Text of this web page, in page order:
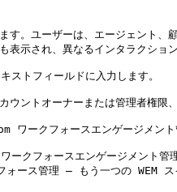
。ユーザーは、エージェント
示され、異なるインタラクショ
トフィールドに入力します。
トオーナーまたは管理者権限
フォースエンゲージメント管
フォースエンゲージメント管
ォース管理 — もう一つの WEM